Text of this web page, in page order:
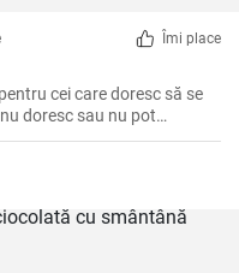
Îmi place
cei care doresc să se
doresc sau nu pot